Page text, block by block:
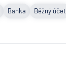
Banka Běžný účet